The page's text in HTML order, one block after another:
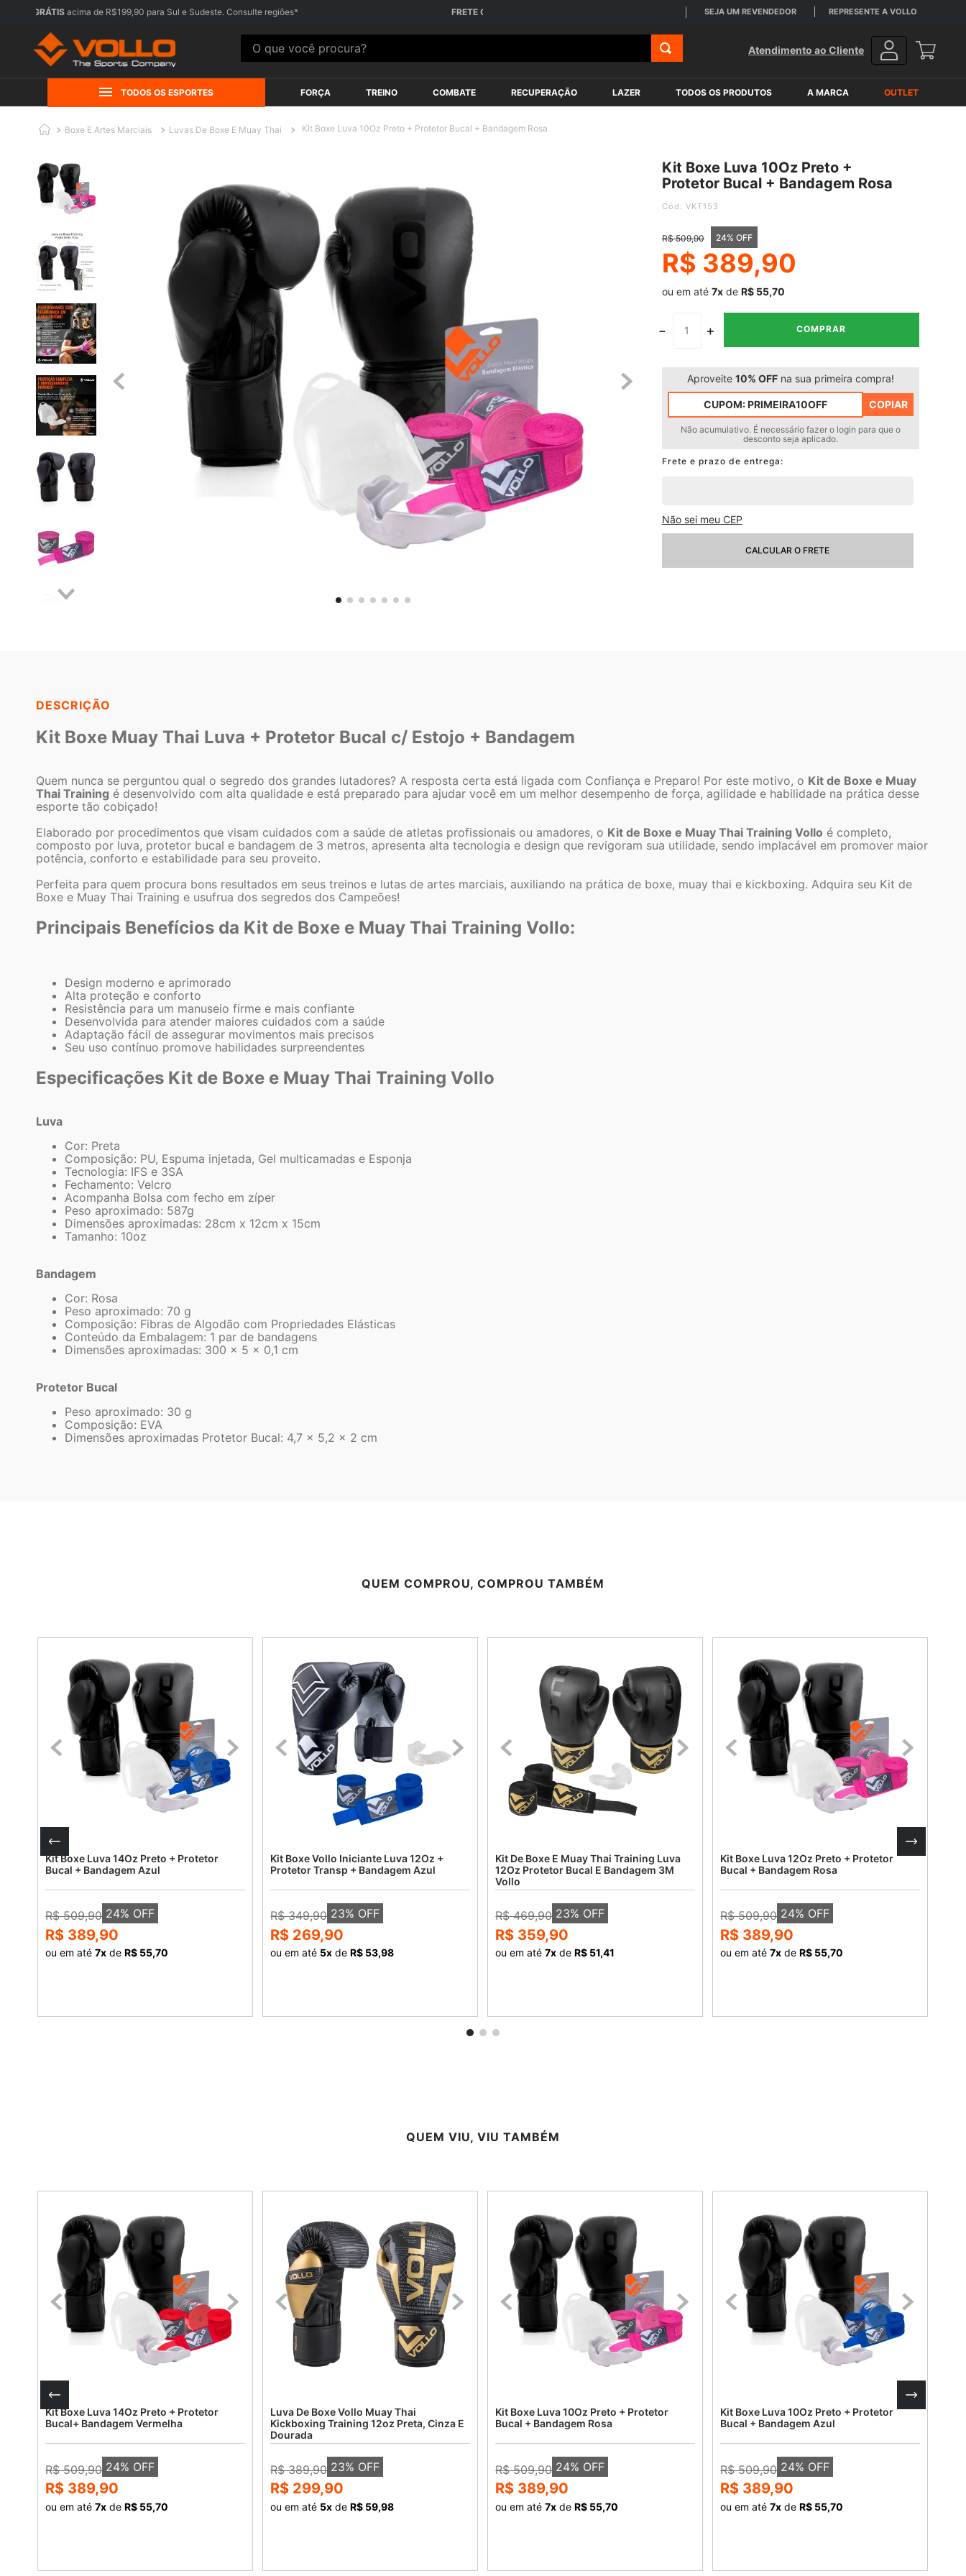
FRETE GRÁTISacima de R$199,90 para Sul e Sudeste. Consulte regiões* SEJA UM REVENDEDOR REPRESENTE A VOLLO
O que você procura?
Atendimento ao Cliente
TODOS OS ESPORTES FORÇA TREINO COMBATE RECUPERAÇÃO LAZER TODOS OS PRODUTOS A MARCA OUTLET
Boxe E Artes Marciais Luvas De Boxe E Muay Thai Kit Boxe Luva 10Oz Preto + Protetor Bucal + Bandagem Rosa
Kit Boxe Luva 10Oz Preto +
Protetor Bucal + Bandagem Rosa
: VKT153
R$ 509,90 24% OFF
R$ 389,90
ou em até 7xde R$ 55,70
＋
－ COMPRAR
Aproveite 10% OFFna sua primeira compra!
CUPOM:PRIMEIRA10OFF COPIAR
Não acumulativo. É necessário fazer o login para que o
desconto seja aplicado.
Não sei meu CEP
CALCULAR O FRETE
DESCRIÇÃO
Kit Boxe Muay Thai Luva + Protetor Bucal c/ Estojo + Bandagem
Quem nunca se perguntou qual o segredo dos grandes lutadores? A resposta certa está ligada com Confiança e Preparo! Por este motivo, o Kit de Boxe e Muay
Thai Training é desenvolvido com alta qualidade e está preparado para ajudar você em um melhor desempenho de força, agilidade e habilidade na prática desse
esporte tão cobiçado!
Elaborado por procedimentos que visam cuidados com a saúde de atletas profissionais ou amadores, o Kit de Boxe e Muay Thai Training Vollo é completo,
composto por luva, protetor bucal e bandagem de 3 metros, apresenta alta tecnologia e design que revigoram sua utilidade, sendo implacável em promover maior
potência, conforto e estabilidade para seu proveito.
Perfeita para quem procura bons resultados em seus treinos e lutas de artes marciais, auxiliando na prática de boxe, muay thai e kickboxing. Adquira seu Kit de
Boxe e Muay Thai Training e usufrua dos segredos dos Campeões!
Principais Benefícios da Kit de Boxe e Muay Thai Training Vollo:
Design moderno e aprimorado
Alta proteção e conforto
Resistência para um manuseio firme e mais confiante
Desenvolvida para atender maiores cuidados com a saúde
Adaptação fácil de assegurar movimentos mais precisos
Seu uso contínuo promove habilidades surpreendentes
Especificações Kit de Boxe e Muay Thai Training Vollo
Luva
Cor: Preta
Composição: PU, Espuma injetada, Gel multicamadas e Esponja
Tecnologia: IFS e 3SA
Fechamento: Velcro
Acompanha Bolsa com fecho em zíper
Peso aproximado: 587g
Dimensões aproximadas: 28cm x 12cm x 15cm
Tamanho: 10oz
Bandagem
Cor: Rosa
Peso aproximado: 70 g
Composição: Fibras de Algodão com Propriedades Elásticas
Conteúdo da Embalagem: 1 par de bandagens
Dimensões aproximadas: 300 x 5 x 0,1 cm
Protetor Bucal
Peso aproximado: 30 g
Composição: EVA
Dimensões aproximadas Protetor Bucal: 4,7 x 5,2 x 2 cm
QUEM COMPROU, COMPROU TAMBÉM
Kit Boxe Luva 14Oz Preto + Protetor
Bucal + Bandagem Azul
R$ 509,90 24% OFF
R$ 389,90
ou em até7x deR$ 55,70
Kit Boxe Vollo Iniciante Luva 12Oz +
Protetor Transp + Bandagem Azul
R$ 349,90 23% OFF
R$ 269,90
ou em até 5x deR$ 53,98
Kit De Boxe E Muay Thai Training Luva
12Oz Protetor Bucal E Bandagem 3M
Vollo
R$ 469,90 23% OFF
R$ 359,90
ou em até7x deR$ 51,41
Kit Boxe Luva 12Oz Preto + Protetor
Bucal + Bandagem Rosa
R$ 509,90 24% OFF
R$ 389,90
ou em até7x deR$ 55,70
QUEM VIU, VIU TAMBÉM
Kit Boxe Luva 14Oz Preto + Protetor
Bucal+ Bandagem Vermelha
R$ 509,90 24% OFF
R$ 389,90
ou em até7x deR$ 55,70
Luva De Boxe Vollo Muay Thai
Kickboxing Training 12oz Preta, Cinza E
Dourada
R$ 389,90 23% OFF
R$ 299,90
ou em até 5x deR$ 59,98
Kit Boxe Luva 10Oz Preto + Protetor
Bucal + Bandagem Rosa
R$ 509,90 24% OFF
R$ 389,90
ou em até7x deR$ 55,70
Kit Boxe Luva 10Oz Preto + Protetor
Bucal + Bandagem Azul
R$ 509,90 24% OFF
R$ 389,90
ou em até7x deR$ 55,70